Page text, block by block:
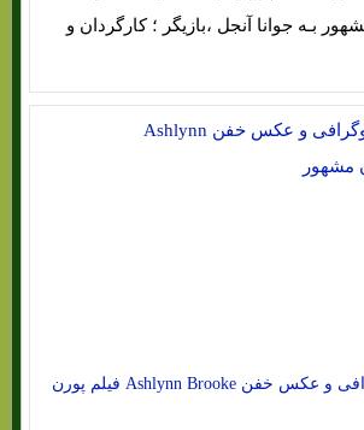
1980» ؛ مشهور بـه جوانا آنجل ،بازیگر ؛ کارگردان و
اشلین بروک بیوگرافی و عکس خفن Ashlynn Brooke فیلم‌ پورن